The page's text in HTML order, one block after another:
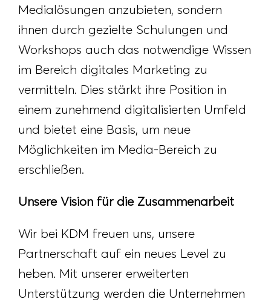
Medialösungen anzubieten, sondern
ihnen durch gezielte Schulungen und
Workshops auch das notwendige Wissen
im Bereich digitales Marketing zu
vermitteln. Dies stärkt ihre Position in
einem zunehmend digitalisierten Umfeld
und bietet eine Basis, um neue
Möglichkeiten im Media-Bereich zu
erschließen.
Unsere Vision für die Zusammenarbeit
Wir bei KDM freuen uns, unsere
Partnerschaft auf ein neues Level zu
heben. Mit unserer erweiterten
Unterstützung werden die Unternehmen